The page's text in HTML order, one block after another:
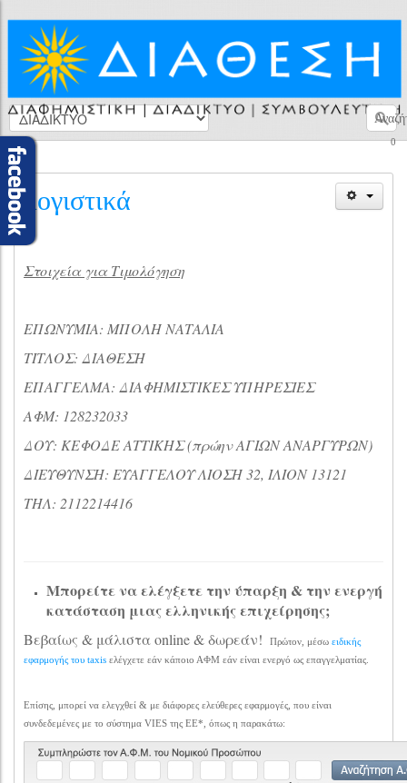
0
λογιστικά
Στοιχεία για Τιμολόγηση
ΕΠΩΝΥΜΙΑ: ΜΠΟΛΗ ΝΑΤΑΛΙΑ
ΤΙΤΛΟΣ: ΔΙΑΘΕΣΗ
ΕΠΑΓΓΕΛΜΑ: ΔΙΑΦΗΜΙΣΤΙΚΕΣ ΥΠΗΡΕΣΙΕΣ
ΑΦΜ: 128232033
ΔΟΥ: ΚΕΦΟΔΕ ΑΤΤΙΚΗΣ (πρώην ΑΓΙΩΝ ΑΝΑΡΓΥΡΩΝ)
ΔΙΕΥΘΥΝΣΗ: ΕΥΑΓΓΕΛΟΥ ΛΙΟΣΗ 32, ΙΛΙΟΝ 13121
ΤΗΛ: 2112214416
Μπορείτε να ελέγξετε την ύπαρξη & την ενεργή
κατάσταση μιας ελληνικής επιχείρησης;
Βεβαίως & μάλιστα online & δωρεάν! Πρώτον, μέσω ειδικής
εφαρμογής του taxis ελέγχετε εάν κάποιο ΑΦΜ εάν είναι ενεργό ως επαγγελματίας.
Επίσης, μπορεί να ελεγχθεί & με διάφορες ελεύθερες εφαρμογές, που είναι
συνδεδεμένες με το σύστημα VIES της ΕΕ*, όπως η παρακάτω: